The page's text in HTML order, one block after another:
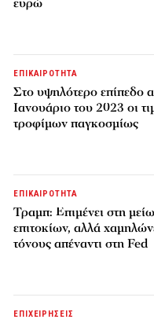
ΕΠΙΚΑΙΡΟΤΗΤΑ
Στο υψηλότερο επίπεδο
Ιανουάριο του 2023 οι
τροφίμων παγκοσμίως
ΕΠΙΚΑΙΡΟΤΗΤΑ
Τραμπ: Επιμένει στη
επιτοκίων, αλλά
τόνους απέναντι στη Fed
ΕΠΙΧΕΙΡΗΣΕΙΣ